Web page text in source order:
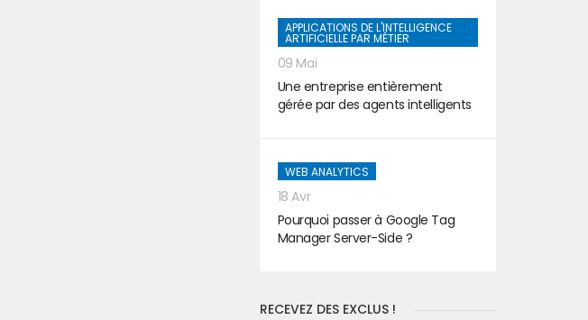
APPLICATIONS DE L'INTELLIGENCE
ARTIFICIELLE PAR MÉTIER
09 Mai
Une entreprise entièrement
gérée par des agents intelligents
WEB ANALYTICS
18 Avr
Pourquoi passer à Google Tag
Manager Server-Side ?
RECEVEZ DES EXCLUS !